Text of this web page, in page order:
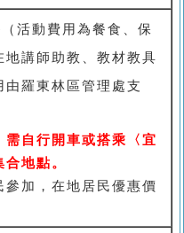
（活動費用為餐食、保
地講師助教、教材教具
由羅東林區管理處支
自行開車或搭乘〈宜
地點。
加，在地居民優惠價